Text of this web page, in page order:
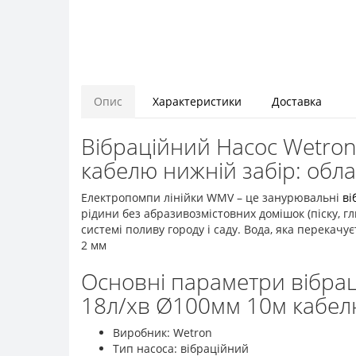
Опис Характеристики Доставка
Вібраційний Насос
кабелю нижній забір:
Електропомпи лінійки WMV – це занурювальні
рідини без абразивозмістовних домішок (піску,
системі поливу городу і саду. Вода, яка
2 мм
Основні параметри
18л/хв Ø100мм 10м
Виробник: Wetron
Тип насоса: вібраційний